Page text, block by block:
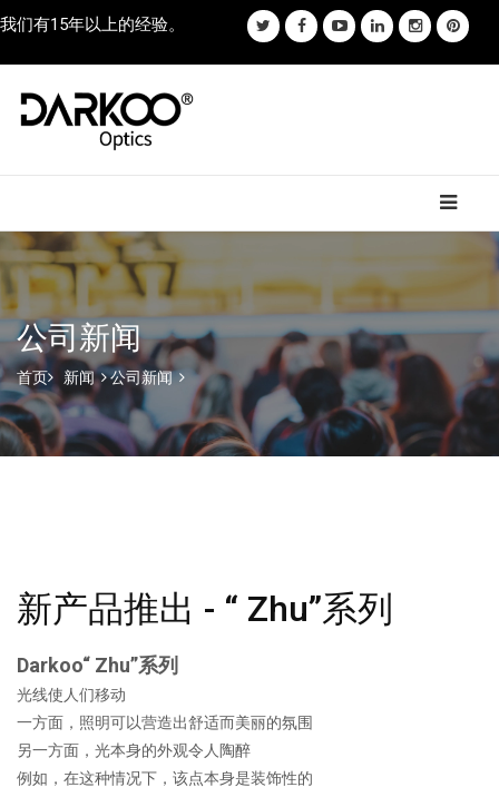
我们有15年以上的经验。
公司新闻
首页 新闻 公司新闻
新产品推出 - “ Zhu”系列
Darkoo“ Zhu”系列
光线使人们移动
一方面，照明可以营造出舒适而美丽的氛围
另一方面，光本身的外观令人陶醉
例如，在这种情况下，该点本身是装饰性的